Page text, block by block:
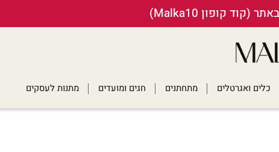
כלים ואגרטלים מתחתנים חגים ומועדים מתנות לעסקים